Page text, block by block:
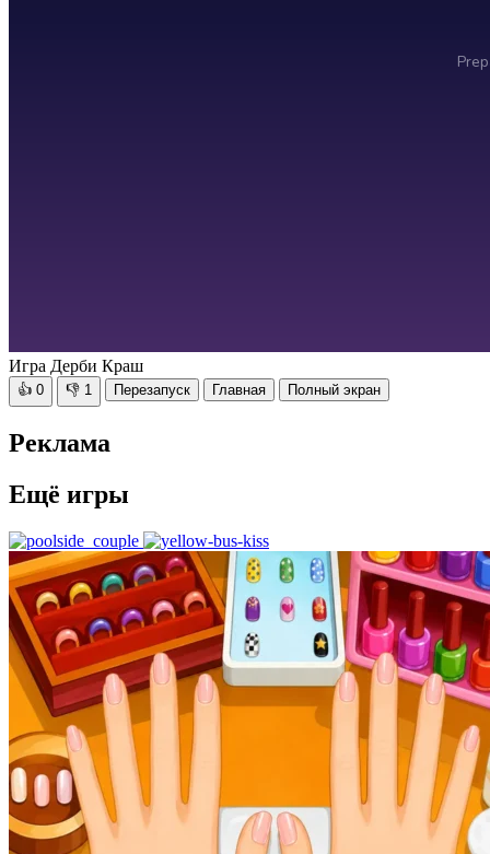
Игра Дерби Краш
👍 0 👎 1 Перезапуск Главная Полный экран
Реклама
Ещё игры